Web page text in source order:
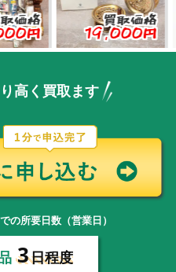
買取価格
19,000円
高く買取ます
の所要日数（営業日）
3日程度